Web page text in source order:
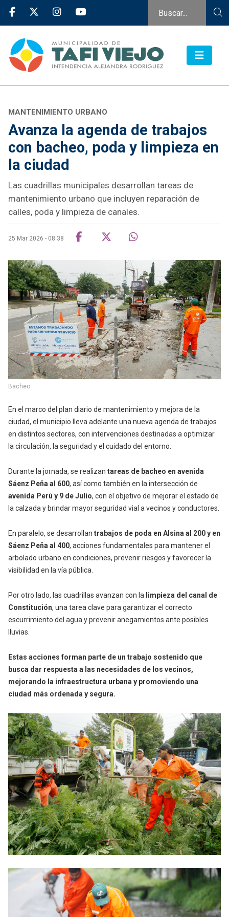
MANTENIMIENTO URBANO
Avanza la agenda de trabajos
con bacheo, poda y limpieza en
la ciudad
Las cuadrillas municipales desarrollan tareas de
mantenimiento urbano que incluyen reparación de
calles, poda y limpieza de canales.
25 Mar 2026 - 08:38
Bacheo
En el marco del plan diario de mantenimiento y mejora de la
ciudad, el municipio lleva adelante una nueva agenda de trabajos
en distintos sectores, con intervenciones destinadas a optimizar
la circulación, la seguridad y el cuidado del entorno.
Durante la jornada, se realizan tareas de bacheo en avenida
Sáenz Peña al 600, así como también en la intersección de
avenida Perú y 9 de Julio, con el objetivo de mejorar el estado de
la calzada y brindar mayor seguridad vial a vecinos y conductores.
En paralelo, se desarrollan trabajos de poda en Alsina al 200 y en
Sáenz Peña al 400, acciones fundamentales para mantener el
arbolado urbano en condiciones, prevenir riesgos y favorecer la
visibilidad en la vía pública.
Por otro lado, las cuadrillas avanzan con la limpieza del canal de
Constitución, una tarea clave para garantizar el correcto
escurrimiento del agua y prevenir anegamientos ante posibles
lluvias.
Estas acciones forman parte de un trabajo sostenido que
busca dar respuesta a las necesidades de los vecinos,
mejorando la infraestructura urbana y promoviendo una
ciudad más ordenada y segura.